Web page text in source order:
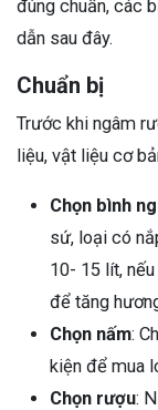
đúng chuẩn, các
dẫn sau đây.
Chuẩn bị
Trước khi ngâm
liệu, vật liệu cơ
Chọn bình
sứ, loại có
10- 15 lít,
để tăng
Chọn nấm:
kiện để mua
Chọn rượu: